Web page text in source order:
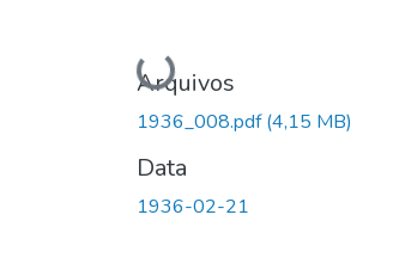
Carregando...
Arquivos
1936_008.pdf(4,15 MB)
Data
1936-02-21